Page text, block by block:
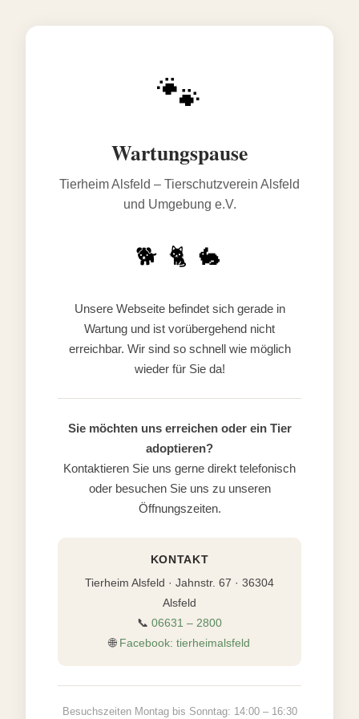
🐾
Wartungspause
Tierheim Alsfeld – Tierschutzverein Alsfeld
und Umgebung e.V.
🐕 🐈 🐇
Unsere Webseite befindet sich gerade in
Wartung und ist vorübergehend nicht
erreichbar. Wir sind so schnell wie möglich
wieder für Sie da!
Sie möchten uns erreichen oder ein Tier
adoptieren?
Kontaktieren Sie uns gerne direkt telefonisch
oder besuchen Sie uns zu unseren
Öffnungszeiten.
KONTAKT
Tierheim Alsfeld · Jahnstr. 67 · 36304
Alsfeld
📞 06631 – 2800
🌐 Facebook: tierheimalsfeld
Besuchszeiten Montag bis Sonntag: 14:00 – 16:30